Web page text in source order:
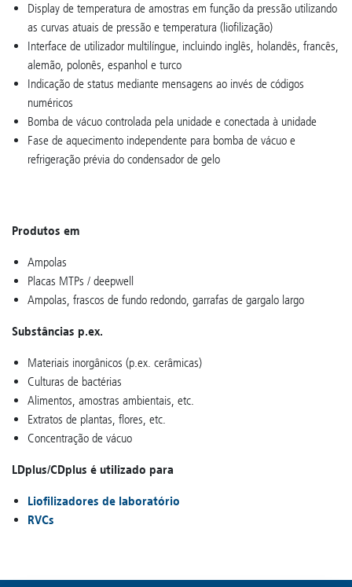
Display de temperatura de amostras em função da pressão utilizando
as curvas atuais de pressão e temperatura (liofilização)
Interface de utilizador multilíngue, incluindo inglês, holandês, francês,
alemão, polonês, espanhol e turco
Indicação de status mediante mensagens ao invés de códigos
numéricos
Bomba de vácuo controlada pela unidade e conectada à unidade
Fase de aquecimento independente para bomba de vácuo e
refrigeração prévia do condensador de gelo
Produtos em
Ampolas
Placas MTPs / deepwell
Ampolas, frascos de fundo redondo, garrafas de gargalo largo
Substâncias p.ex.
Materiais inorgânicos (p.ex. cerâmicas)
Culturas de bactérias
Alimentos, amostras ambientais, etc.
Extratos de plantas, flores, etc.
Concentração de vácuo
LDplus/CDplus é utilizado para
Liofilizadores de laboratório
RVCs